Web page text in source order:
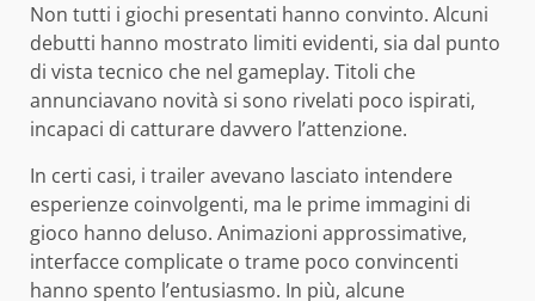
Non tutti i giochi presentati hanno convinto. Alcuni
debutti hanno mostrato limiti evidenti, sia dal punto
di vista tecnico che nel gameplay. Titoli che
annunciavano novità si sono rivelati poco ispirati,
incapaci di catturare davvero l’attenzione.
In certi casi, i trailer avevano lasciato intendere
esperienze coinvolgenti, ma le prime immagini di
gioco hanno deluso. Animazioni approssimative,
interfacce complicate o trame poco convincenti
hanno spento l’entusiasmo. In più, alcune